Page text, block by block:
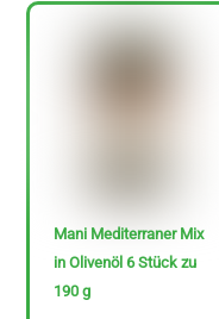
Mani Mediterraner Mix
in Olivenöl 6 Stück zu
190 g